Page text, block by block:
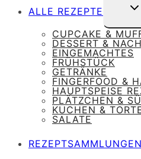
ALLE REZEPTE
CUPCAKE &
DESSERT &
EINGEMACHTES
FRÜHSTÜCK
GETRÄNKE
FINGERFOOD &
HAUPTSPEISE
PLÄTZCHEN &
KUCHEN &
SALATE
REZEPTSAMMLUNGEN